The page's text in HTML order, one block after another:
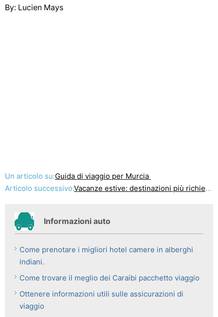
By: Lucien Mays
Un articolo su:Guida di viaggio per Murcia
Articolo successivo:Vacanze estive: destinazioni più richieste in India
Informazioni auto
Come prenotare i migliori hotel camere in alberghi
indiani.
Come trovare il meglio dei Caraibi pacchetto viaggio
Ottenere informazioni utili sulle assicurazioni di
viaggio